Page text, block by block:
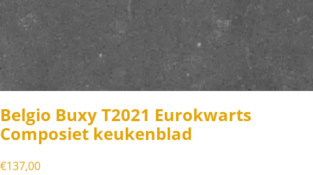
Belgio Buxy T2021 Eurokwarts
Composiet keukenblad
€137,00